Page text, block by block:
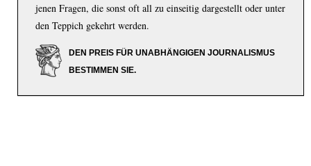
jenen Fragen, die sonst oft all zu einseitig dargestellt oder unter
den Teppich gekehrt werden.
DEN PREIS FÜR UNABHÄNGIGEN JOURNALISMUS
BESTIMMEN SIE.